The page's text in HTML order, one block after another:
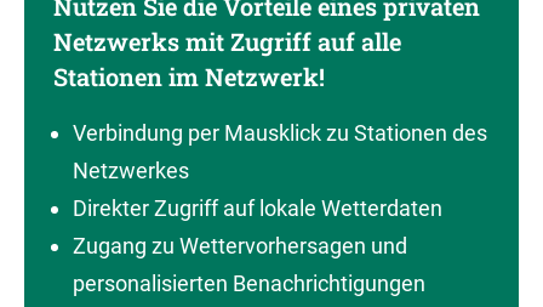
Nutzen Sie die Vorteile eines privaten
Netzwerks mit Zugriff auf alle
Stationen im Netzwerk!
Verbindung per Mausklick zu Stationen des
Netzwerkes
Direkter Zugriff auf lokale Wetterdaten
Zugang zu Wettervorhersagen und
personalisierten Benachrichtigungen